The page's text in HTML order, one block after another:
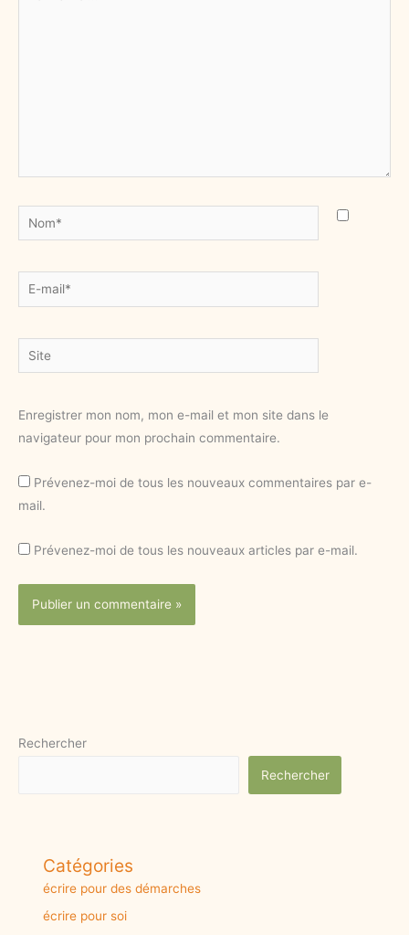
Nom*
E-
mail*
Site
Enregistrer mon nom, mon e-mail et mon site dans le
navigateur pour mon prochain commentaire.
Prévenez-moi de tous les nouveaux commentaires par e-
mail.
Prévenez-moi de tous les nouveaux articles par e-mail.
Rechercher
Rechercher
Catégories
écrire pour des démarches
écrire pour soi